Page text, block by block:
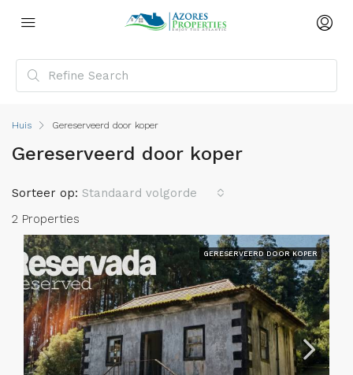
Huis Gereserveerd door koper
Gereserveerd door koper
2 Properties
Sorteer op: Standaard volgorde
GERESERVEERD DOOR KOPER